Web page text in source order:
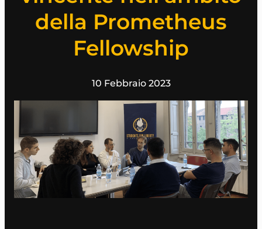
della Prometheus
Fellowship
10 Febbraio 2023